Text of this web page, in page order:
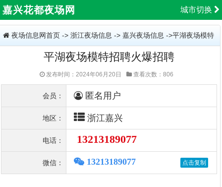
城市切换
嘉兴花都夜场网
夜场信息网首页 -> 浙江夜场信息 -> 嘉兴夜场信息 ->平湖夜场模特
招聘火爆招聘平湖夜场模特招聘火爆招聘
发布时间：2024年06月20日 查看次数：806
会员： 匿名用户
地区： 浙江嘉兴
电话： 13213189077
微信： 13213189077